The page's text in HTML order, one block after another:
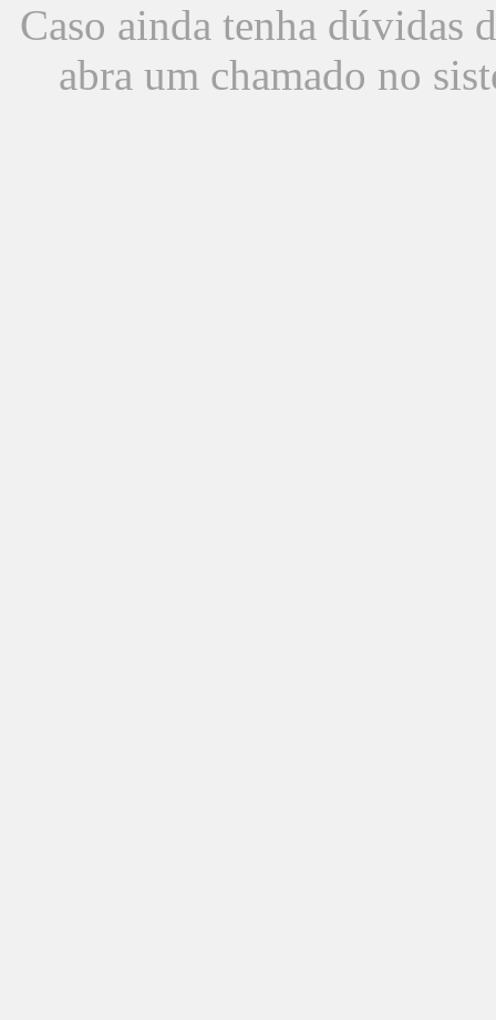
Caso ainda tenha dúvidas
abra um chamado no